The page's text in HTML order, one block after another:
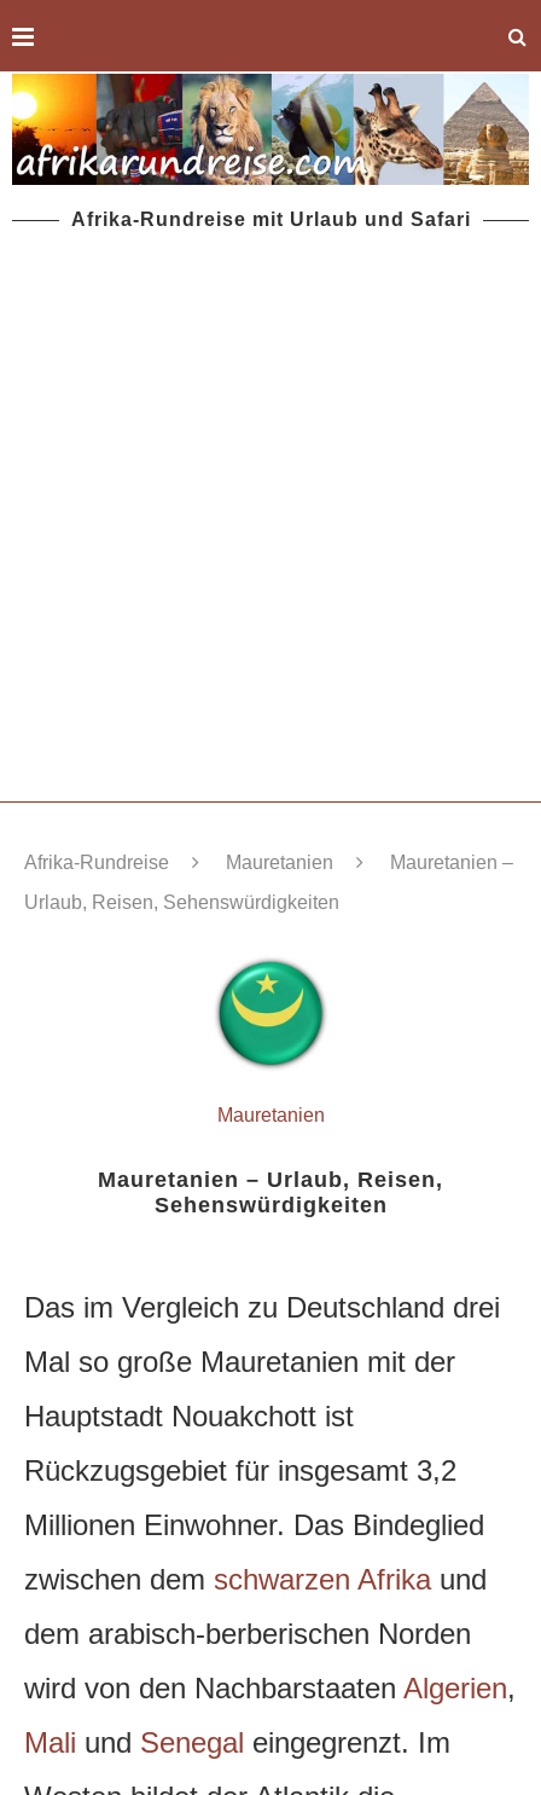
Afrika-Rundreise mit Urlaub und Safari
Afrika-Rundreise Mauretanien
Mauretanien –
Urlaub, Reisen, Sehenswürdigkeiten
Mauretanien
Mauretanien – Urlaub, Reisen,
Sehenswürdigkeiten
Das im Vergleich zu Deutschland drei
Mal so große Mauretanien mit der
Hauptstadt Nouakchott ist
Rückzugsgebiet für insgesamt 3,2
Millionen Einwohner. Das Bindeglied
zwischen dem schwarzen Afrikaund
dem arabisch-berberischen Norden
wird von den Nachbarstaaten Algerien,
Mali und Senegal eingegrenzt. Im